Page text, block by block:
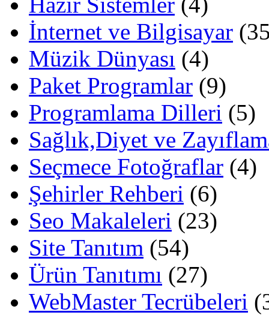
İnternet ve Bilgisayar
Müzik Dünyası (4)
Paket Programlar (9)
Programlama Dilleri (5)
Sağlık,Diyet ve
Seçmece Fotoğraflar (4)
Şehirler Rehberi (6)
Seo Makaleleri (23)
Site Tanıtım (54)
Ürün Tanıtımı (27)
WebMaster Tecrübeleri